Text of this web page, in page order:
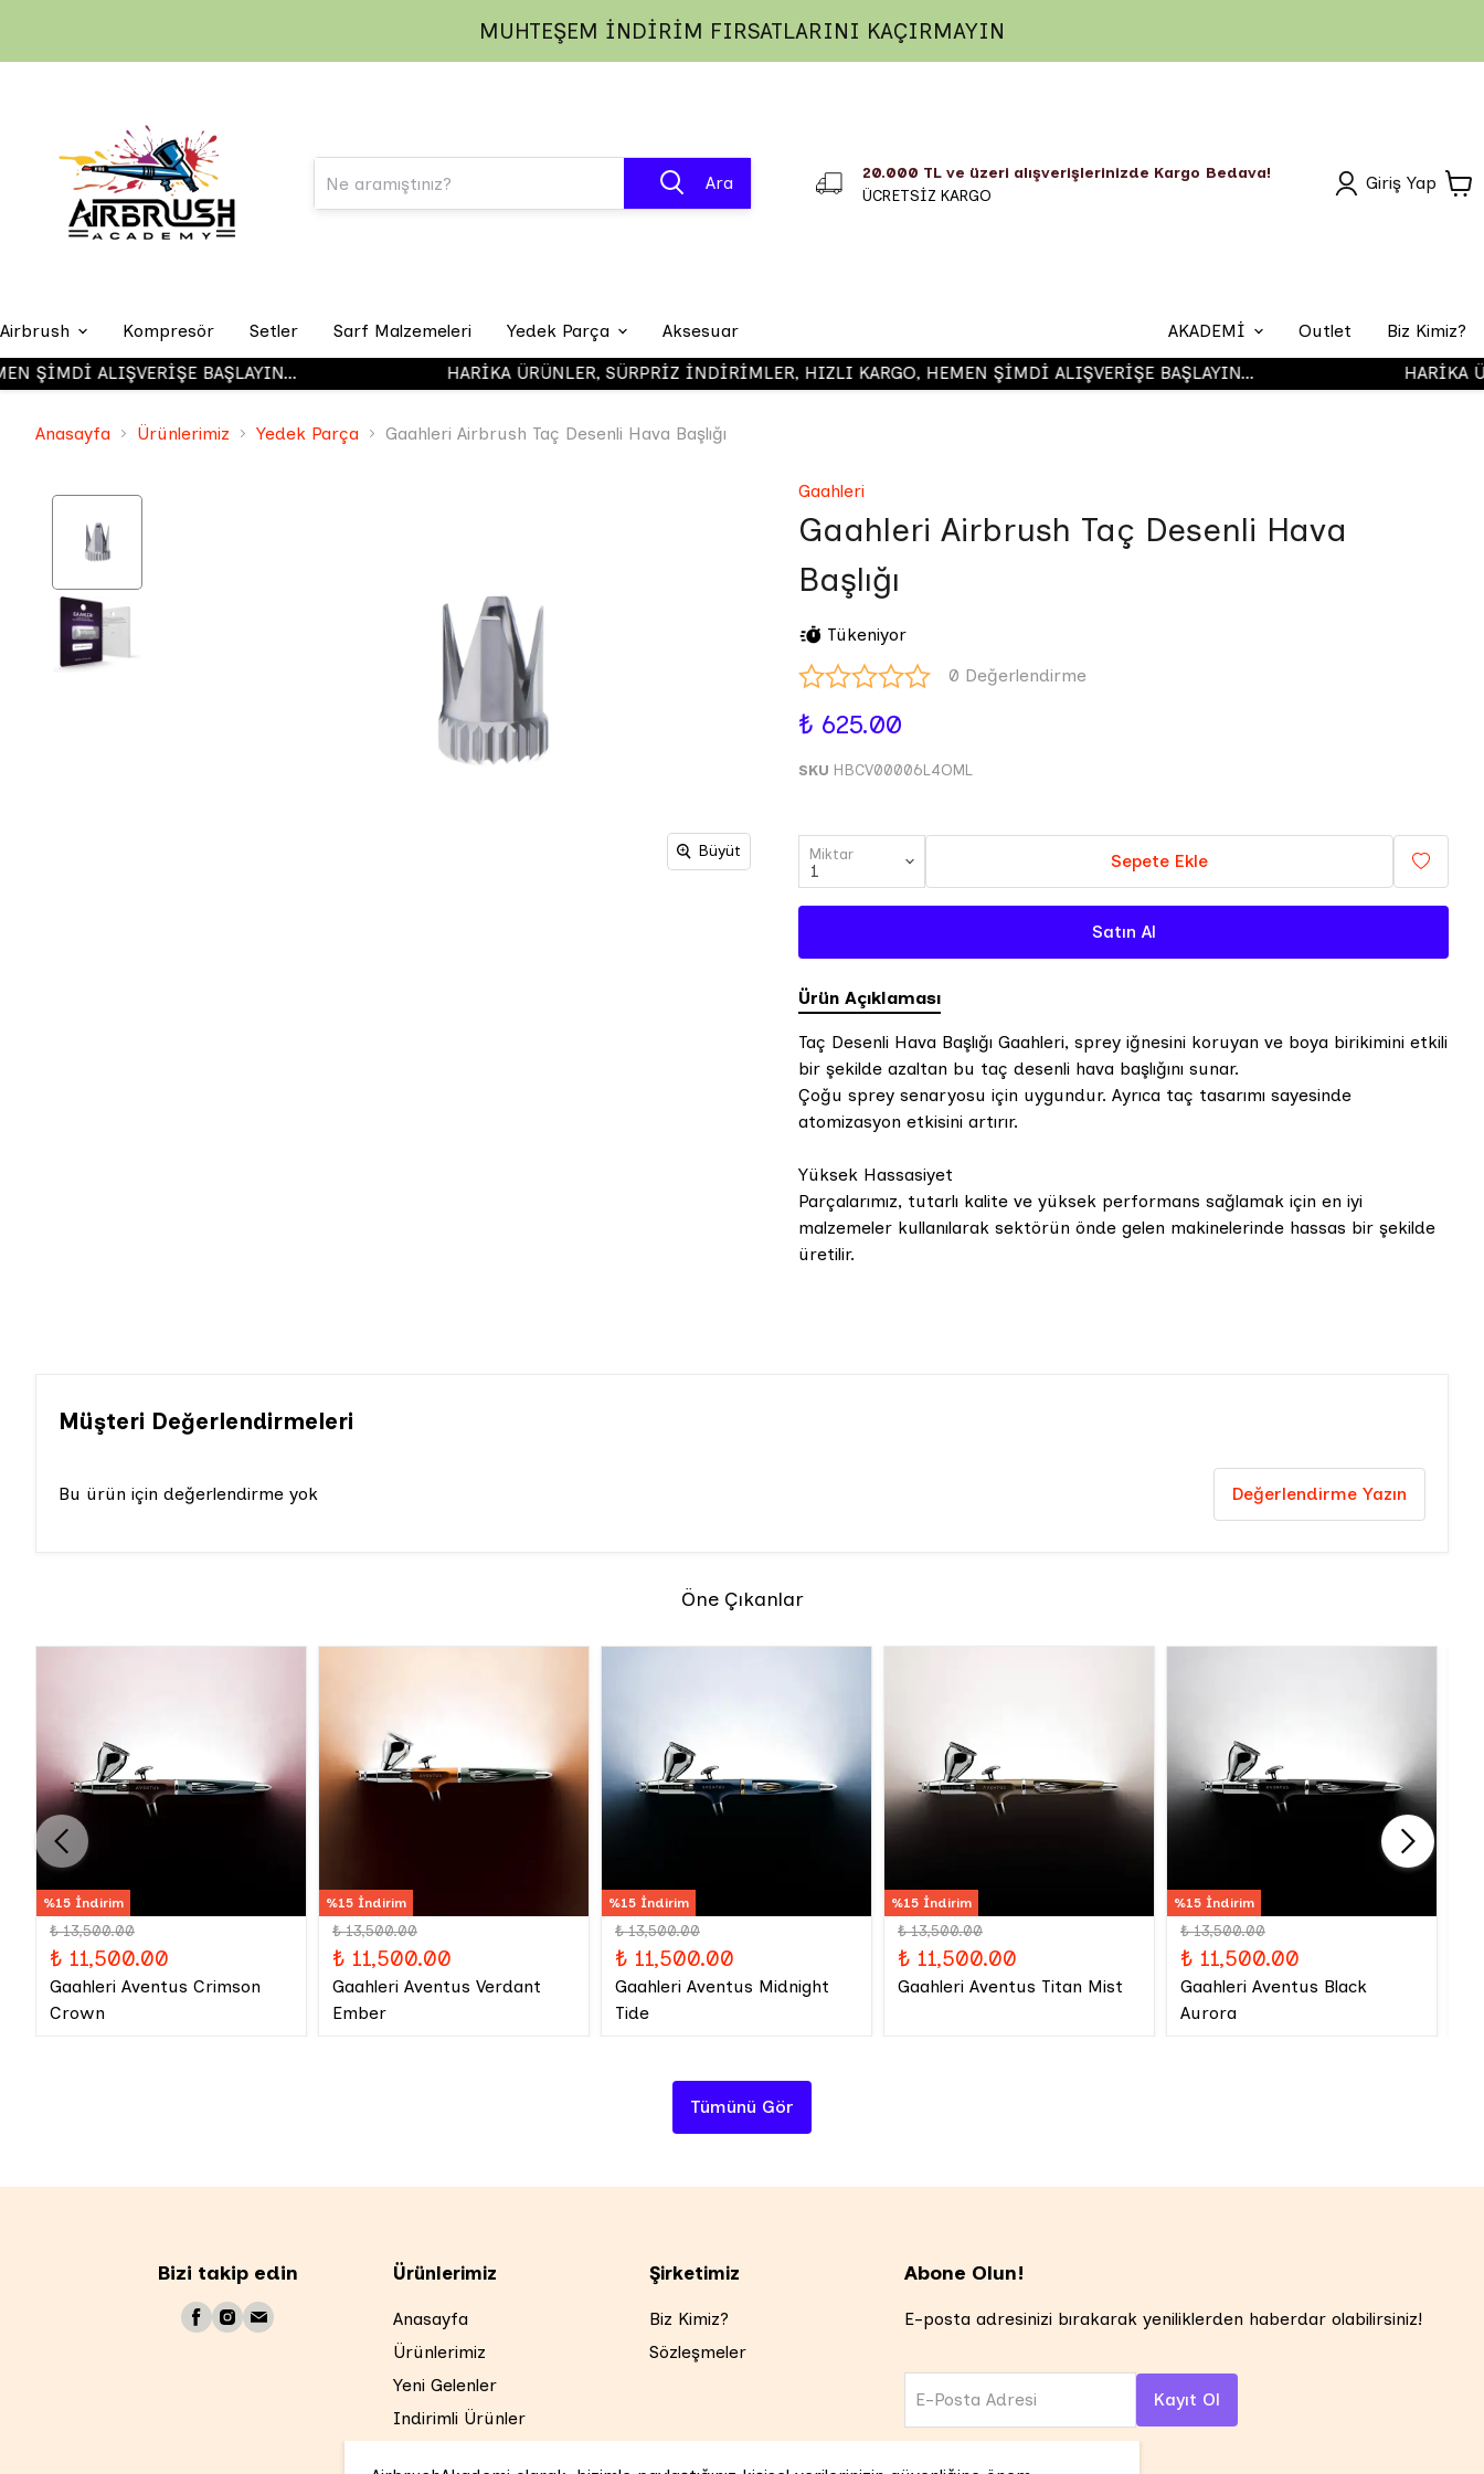
MUHTEŞEM İNDİRİM FIRSATLARINI KAÇIRMAYIN
Ara
20.000 TL ve üzeri alışverişlerinizde Kargo Bedava!
ÜCRETSİZ KARGO
Giriş Yap
Airbrush
Iwata Airbrush Gaahleri Airbrush
Kompresör Setler Sarf Malzemeleri Yedek Parça Aksesuar AKADEMİ Outlet Biz Kimiz?
ALIŞVERİŞE BAŞLAYIN... HARİKA ÜRÜNLER, SÜRPRİZ İNDİRİMLER, HIZLI KARGO, HEMEN ŞİMDİ ALIŞVERİŞE BAŞLAYIN... HARİKA
Anasayfa Ürünlerimiz Yedek Parça Gaahleri Airbrush Taç Desenli Hava Başlığı
Büyüt
Gaahleri
Gaahleri Airbrush Taç Desenli Hava
Başlığı
Tükeniyor
0 Değerlendirme
₺ 625.00
SKU HBCV00006L4OML
Miktar Sepete Ekle
Satın Al
Ürün Açıklaması
Taç Desenli Hava Başlığı Gaahleri, sprey iğnesini koruyan ve boya birikimini etkili
bir şekilde azaltan bu taç desenli hava başlığını sunar.
Çoğu sprey senaryosu için uygundur. Ayrıca taç tasarımı sayesinde
atomizasyon etkisini artırır.
Yüksek Hassasiyet
Parçalarımız, tutarlı kalite ve yüksek performans sağlamak için en iyi
malzemeler kullanılarak sektörün önde gelen makinelerinde hassas bir şekilde
üretilir.
Müşteri Değerlendirmeleri
Bu ürün için değerlendirme yok Değerlendirme Yazın
Öne Çıkanlar
%15 İndirim
₺ 13,500.00
₺ 11,500.00
Gaahleri Aventus Crimson
Crown
%15 İndirim
₺ 13,500.00
₺ 11,500.00
Gaahleri Aventus Verdant
Ember
%15 İndirim
₺ 13,500.00
₺ 11,500.00
Gaahleri Aventus Midnight
Tide
%15 İndirim
₺ 13,500.00
₺ 11,500.00
Gaahleri Aventus Titan Mist
%15 İndirim
₺ 13,500.00
₺ 11,500.00
Gaahleri Aventus Black
Aurora
Tümünü Gör
Bizi takip edin Ürünlerimiz
Anasayfa
Ürünlerimiz
Yeni Gelenler
Indirimli Ürünler
Şirketimiz
Biz Kimiz?
Sözleşmeler
Abone Olun!
E-posta adresinizi bırakarak yeniliklerden haberdar olabilirsiniz!
E-Posta Adresi Kayıt Ol